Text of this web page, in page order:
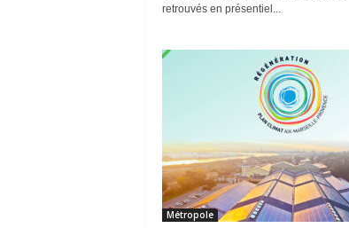
retrouvés en présentiel...
Métropole